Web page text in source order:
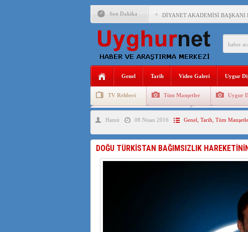
Son Dakika DİYANET AKADEMİSİ BAŞKANI
150 YILDIR KAYNAYAN
ÇİN’İN UYGUR
MHP’DEN URUMÇİ KATLİAMI
ÇİN’İN ANKARA BÜYÜKELÇİSİ
SAADET PARTİSİ İLÇE
İŞGALCİ ÇİN,DOĞU
Genel Tarih Video Galeri Uygur
TV Rehberi Tüm Manşetler Uygur
Uygurlarda Düğün ve Cenaze
Hamit 08 Nisan 2016 Genel Tarih Tüm
DOĞU TÜRKİSTAN BAĞIMSIZLIK